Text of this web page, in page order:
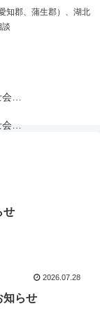
知郡、蒲生郡）、湖北
弁護士 荒川葉子（滋賀弁護士会所属）
）
せ
2026.07.28
知らせ